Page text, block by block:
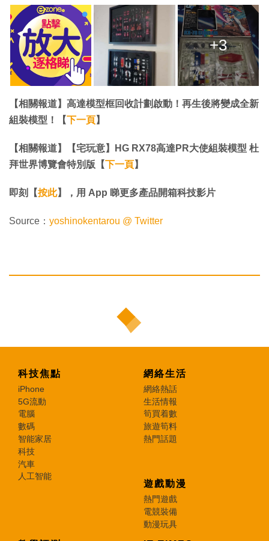
+3
【相關報道】高達模型框回收計劃啟動！再生後將變成全新
組裝模型！【下一頁】
【相關報道】【宅玩意】HG RX78高達PR大使組裝模型 杜
拜世界博覽會特別版【下一頁】
即刻【按此】，用 App 睇更多產品開箱科技影片
Source： yoshinokentarou @ Twitter
科技焦點
iPhone
5G流動
電腦
數碼
智能家居
科技
汽車
人工智能
網絡生活
網絡熱話
生活情報
筍買着數
旅遊筍料
熱門話題
遊戲動漫
熱門遊戲
電競裝備
動漫玩具